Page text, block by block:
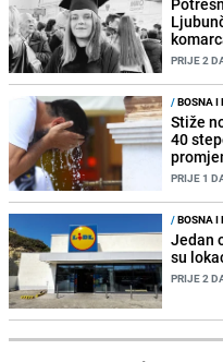
PRIJE 2
/BOSNA I
Stiže
40
PRIJE 1
/BOSNA I
Jedan
su
PRIJE 2